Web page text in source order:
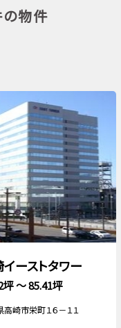
物件
ーストタワー
坪 ～ 85.41坪
崎市栄町１６－１１